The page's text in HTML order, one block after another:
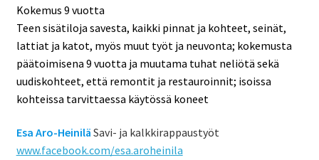
Kokemus 9 vuotta
Teen sisätiloja savesta, kaikki pinnat ja kohteet, seinät,
lattiat ja katot, myös muut työt ja neuvonta; kokemusta
päätoimisena 9 vuotta ja muutama tuhat neliötä sekä
uudiskohteet, että remontit ja restauroinnit; isoissa
kohteissa tarvittaessa käytössä koneet
Esa Aro-Heinilä Savi- ja kalkkirappaustyöt
www.facebook.com/esa.aroheinila